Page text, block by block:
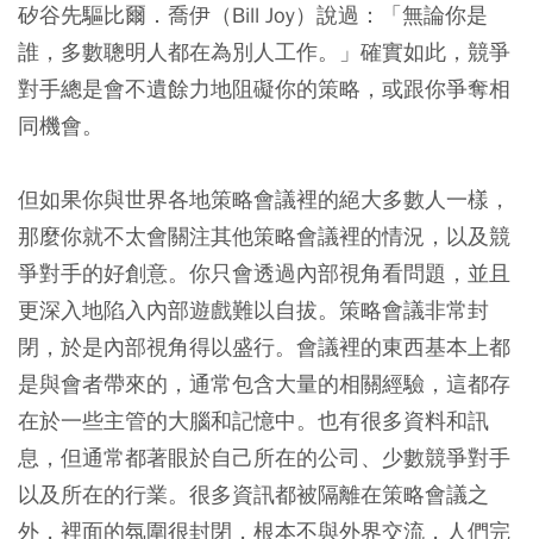
矽谷先驅比爾．喬伊（Bill Joy）說過：「無論你是
誰，多數聰明人都在為別人工作。」確實如此，競爭
對手總是會不遺餘力地阻礙你的策略，或跟你爭奪相
同機會。
但如果你與世界各地策略會議裡的絕大多數人一樣，
那麼你就不太會關注其他策略會議裡的情況，以及競
爭對手的好創意。你只會透過內部視角看問題，並且
更深入地陷入內部遊戲難以自拔。策略會議非常封
閉，於是內部視角得以盛行。會議裡的東西基本上都
是與會者帶來的，通常包含大量的相關經驗，這都存
在於一些主管的大腦和記憶中。也有很多資料和訊
息，但通常都著眼於自己所在的公司、少數競爭對手
以及所在的行業。很多資訊都被隔離在策略會議之
外，裡面的氛圍很封閉，根本不與外界交流，人們完